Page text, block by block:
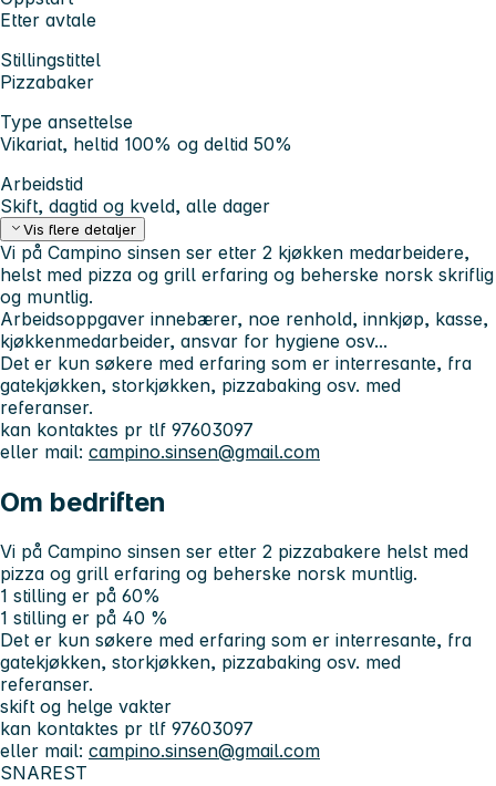
Etter avtale
Stillingstittel
Pizzabaker
Type ansettelse
Vikariat, heltid 100% og deltid 50%
Arbeidstid
Skift, dagtid og kveld, alle dager
Vis flere detaljer
Vi på Campino sinsen ser etter 2 kjøkken medarbeidere,
helst med pizza og grill erfaring og beherske norsk skriflig
og muntlig.
Arbeidsoppgaver innebærer, noe renhold, innkjøp, kasse,
kjøkkenmedarbeider, ansvar for hygiene osv...
Det er kun søkere med erfaring som er interresante, fra
gatekjøkken, storkjøkken, pizzabaking osv. med
referanser.
kan kontaktes pr tlf 97603097
eller mail: campino.sinsen@gmail.com
Om bedriften
Vi på Campino sinsen ser etter 2 pizzabakere helst med
pizza og grill erfaring og beherske norsk muntlig.
1 stilling er på 60%
1 stilling er på 40 %
Det er kun søkere med erfaring som er interresante, fra
gatekjøkken, storkjøkken, pizzabaking osv. med
referanser.
skift og helge vakter
kan kontaktes pr tlf 97603097
eller mail: campino.sinsen@gmail.com
SNAREST